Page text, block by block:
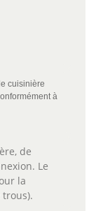
cuisinière
à
de
Le
la